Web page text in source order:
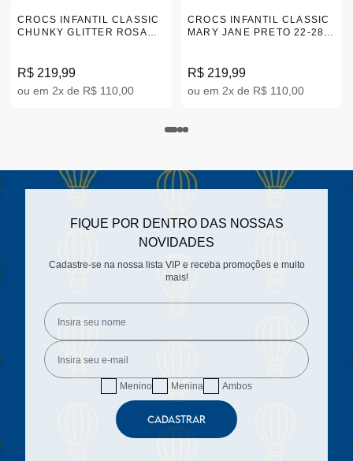
CROCS INFANTIL CLASSIC
CHUNKY GLITTER ROSA
R$ 219,99
ou em 2x de R$ 110,00
CROCS INFANTIL CLASSIC
MARY JANE PRETO 22-28
R$ 219,99
ou em 2x de R$ 110,00
FIQUE POR DENTRO DAS NOSSAS
NOVIDADES
Cadastre-se na nossa lista VIP e receba promoções e muito
mais!
Menino Menina Ambos
CADASTRAR